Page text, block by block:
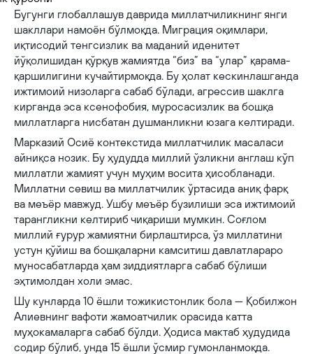
Бугунги глобаллашув даврида миллатчиликнинг янги
шакллари намоён бўлмоқда. Миграция оқимлари,
иқтисодий тенгсизлик ва маданий иденитет
йўқолишидан қўрқув жамиятда “биз” ва “улар” қарама-
қаршилигини кучайтирмоқда. Бу ҳолат кескинлашганда
ижтимоий низоларга сабаб бўлади, агрессив шаклга
кирганда эса ксенофобия, муросасизлик ва бошқа
миллатларга нисбатан душманликни юзага келтиради.
Марказий Осиё контекстида миллатчилик масаласи
айниқса нозик. Бу ҳудудда миллий ўзликни англаш кўп
миллатли жамият учун муҳим восита ҳисобланади.
Миллатни севиш ва миллатчилик ўртасида аниқ фарқ
ва меъёр мавжуд. Ушбу меъёр бузилиши эса ижтимоий
тарангликни келтириб чиқариши мумкин. Соғлом
миллий ғурур жамиятни бирлаштирса, ўз миллатини
устун қўйиш ва бошқаларни камситиш давлатлараро
муносабатларда ҳам зиддиятларга сабаб бўлиши
эҳтимолдан холи эмас.
Шу кунларда 10 ёшли тожикистонлик бола — Қобилжон
Алиевнинг вафоти жамоатчилик орасида катта
муҳокамаларга сабаб бўлди. Ҳодиса мактаб ҳудудида
содир бўлиб, унда 15 ёшли ўсмир гумонланмоқда.